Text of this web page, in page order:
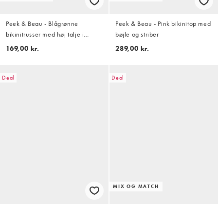
Peek & Beau - Blågrønne
bikinitrusser med høj talje i
krølstof
169,00 kr.
Peek & Beau - Pink bikinitop med
bøjle og striber
289,00 kr.
Deal Deal
MIX OG MATCH